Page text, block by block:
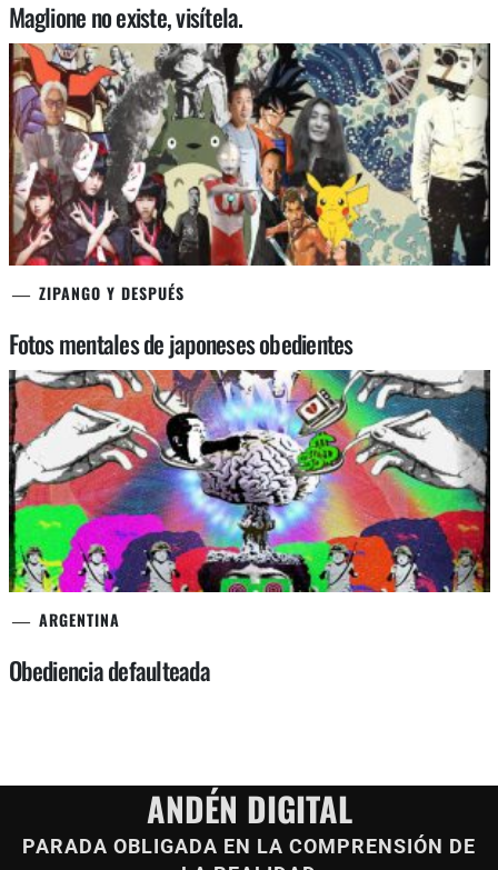
Maglione no existe, visítela.
ZIPANGO Y DESPUÉS
Fotos mentales de japoneses obedientes
ARGENTINA
Obediencia defaulteada
ANDÉN DIGITAL
PARADA OBLIGADA EN LA COMPRENSIÓN DE